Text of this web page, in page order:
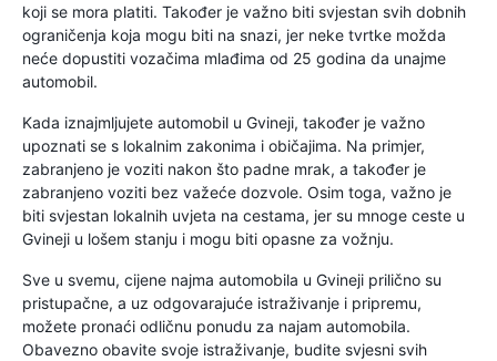
koji se mora platiti. Također je važno biti svjestan svih dobnih
ograničenja koja mogu biti na snazi, jer neke tvrtke možda
neće dopustiti vozačima mlađima od 25 godina da unajme
automobil.
Kada iznajmljujete automobil u Gvineji, također je važno
upoznati se s lokalnim zakonima i običajima. Na primjer,
zabranjeno je voziti nakon što padne mrak, a također je
zabranjeno voziti bez važeće dozvole. Osim toga, važno je
biti svjestan lokalnih uvjeta na cestama, jer su mnoge ceste u
Gvineji u lošem stanju i mogu biti opasne za vožnju.
Sve u svemu, cijene najma automobila u Gvineji prilično su
pristupačne, a uz odgovarajuće istraživanje i pripremu,
možete pronaći odličnu ponudu za najam automobila.
Obavezno obavite svoje istraživanje, budite svjesni svih